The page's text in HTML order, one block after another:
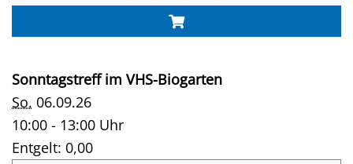
Sonntagstreff im VHS-Biogarten
So. 06.09.26
10:00 - 13:00 Uhr
Entgelt: 0,00